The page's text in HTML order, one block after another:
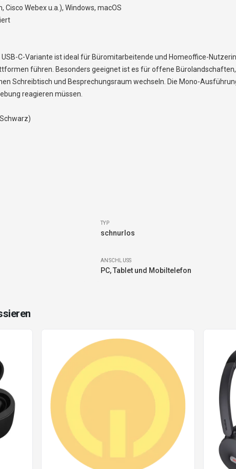
Webex u.a.), Windows, macOS
USB-C-Variante ist ideal für Büromitarbeitende und Homeoffice-
führen. Besonders geeignet ist es für offene
Schreibtisch und Besprechungsraum wechseln. Die Mono-
reagieren müssen.
TYP
schnurlos
ANSCHLUSS
PC, Tablet und Mobiltelefon